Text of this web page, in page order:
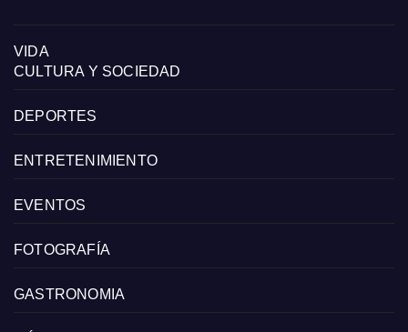
VIDA
CULTURA Y SOCIEDAD
DEPORTES
ENTRETENIMIENTO
EVENTOS
FOTOGRAFÍA
GASTRONOMIA